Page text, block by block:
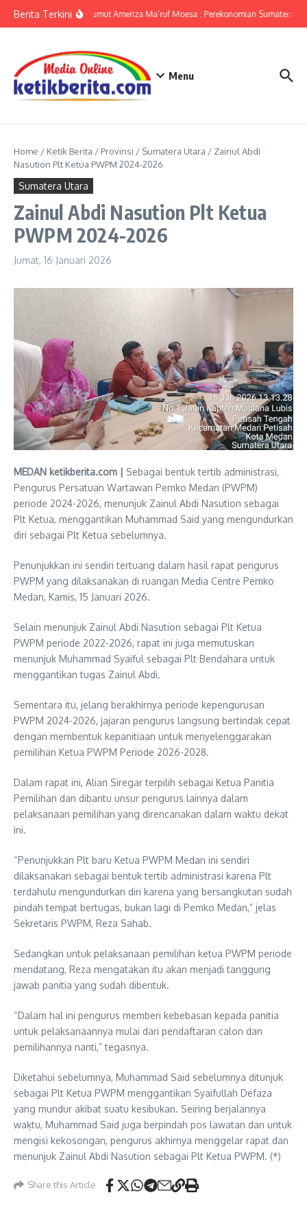
Berita TerkiniKPwBI Sumut Ameriza Ma’ruf Moesa : Perekonomian Sumatera
Menu
Home / Ketik Berita / Provinsi / Sumatera Utara / Zainul Abdi
Nasution Plt Ketua PWPM 2024-2026
Sumatera Utara
Zainul Abdi Nasution Plt Ketua
PWPM 2024-2026
Jumat, 16 Januari 2026
MEDAN ketikberita.com | Sebagai bentuk tertib administrasi,
Pengurus Persatuan Wartawan Pemko Medan (PWPM)
periode 2024-2026, menunjuk Zainul Abdi Nasution sebagai
Plt Ketua, menggantikan Muhammad Said yang mengundurkan
diri sebagai Plt Ketua sebelumnya.
Penunjukkan ini sendiri tertuang dalam hasil rapat pengurus
PWPM yang dilaksanakan di ruangan Media Centre Pemko
Medan, Kamis, 15 Januari 2026.
Selain menunjuk Zainul Abdi Nasution sebagai Plt Ketua
PWPM periode 2022-2026, rapat ini juga memutuskan
menunjuk Muhammad Syaiful sebagai Plt Bendahara untuk
menggantikan tugas Zainul Abdi.
Sementara itu, jelang berakhirnya periode kepengurusan
PWPM 2024-2026, jajaran pengurus langsung bertindak cepat
dengan membentuk kepanitiaan untuk menyelenggarakan
pemilihan Ketua PWPM Periode 2026-2028.
Dalam rapat ini, Alian Siregar terpilih sebagai Ketua Panitia
Pemilihan dan dibantu unsur pengurus lainnya dalam
pelaksanaan pemilihan yang direncanakan dalam waktu dekat
ini.
“Penunjukkan Plt baru Ketua PWPM Medan ini sendiri
dilaksanakan sebagai bentuk tertib administrasi karena Plt
terdahulu mengundurkan diri karena yang bersangkutan sudah
pindah tempat bertugas, bukan lagi di Pemko Medan,” jelas
Sekretaris PWPM, Reza Sahab.
Sedangkan untuk pelaksanaan pemilihan ketua PWPM periode
mendatang, Reza mengatakan itu akan menjadi tanggung
jawab panitia yang sudah dibentuk.
“Dalam hal ini pengurus memberi kebebasan kepada panitia
untuk pelaksanaannya mulai dari pendaftaran calon dan
pemilihannya nanti,” tegasnya.
Diketahui sebelumnya, Muhammad Said sebelumnya ditunjuk
sebagai Plt Ketua PWPM menggantikan Syaifullah Defaza
yang mundur akibat suatu kesibukan. Seiring berjalannya
waķtu, Muhammad Said juga berpindah pos lawatan dan untuk
mengisi kekosongan, pengurus akhirnya menggelar rapat dan
menunjuk Zainul Abdi Nasution sebagai Plt Ketua PWPM. (*)
Share this Article